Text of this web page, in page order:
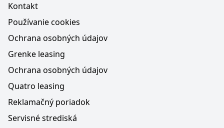
Kontakt
Používanie cookies
Ochrana osobných údajov
Grenke leasing
Ochrana osobných údajov
Quatro leasing
Reklamačný poriadok
Servisné strediská